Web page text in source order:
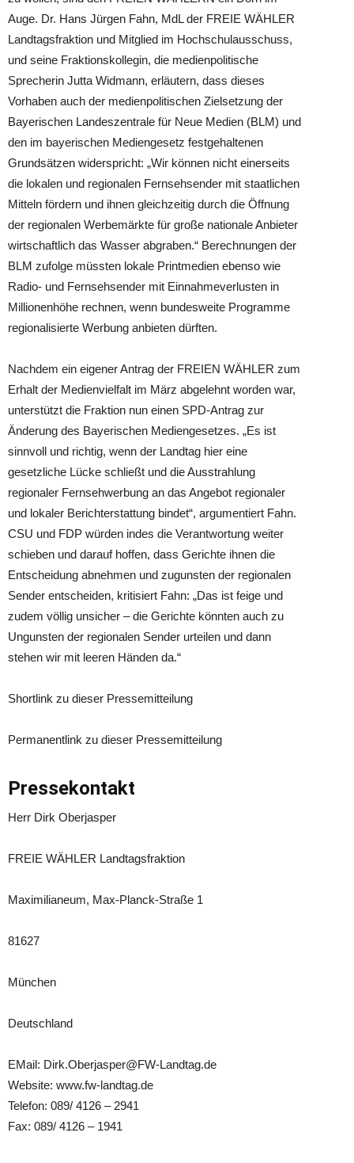
Auge. Dr. Hans Jürgen Fahn, MdL der FREIE WÄHLER
Landtagsfraktion und Mitglied im Hochschulausschuss,
und seine Fraktionskollegin, die medienpolitische
Sprecherin Jutta Widmann, erläutern, dass dieses
Vorhaben auch der medienpolitischen Zielsetzung der
Bayerischen Landeszentrale für Neue Medien (BLM) und
den im bayerischen Mediengesetz festgehaltenen
Grundsätzen widerspricht: „Wir können nicht einerseits
die lokalen und regionalen Fernsehsender mit staatlichen
Mitteln fördern und ihnen gleichzeitig durch die Öffnung
der regionalen Werbemärkte für große nationale Anbieter
wirtschaftlich das Wasser abgraben.“ Berechnungen der
BLM zufolge müssten lokale Printmedien ebenso wie
Radio- und Fernsehsender mit Einnahmeverlusten in
Millionenhöhe rechnen, wenn bundesweite Programme
regionalisierte Werbung anbieten dürften.
Nachdem ein eigener Antrag der FREIEN WÄHLER zum
Erhalt der Medienvielfalt im März abgelehnt worden war,
unterstützt die Fraktion nun einen SPD-Antrag zur
Änderung des Bayerischen Mediengesetzes. „Es ist
sinnvoll und richtig, wenn der Landtag hier eine
gesetzliche Lücke schließt und die Ausstrahlung
regionaler Fernsehwerbung an das Angebot regionaler
und lokaler Berichterstattung bindet“, argumentiert Fahn.
CSU und FDP würden indes die Verantwortung weiter
schieben und darauf hoffen, dass Gerichte ihnen die
Entscheidung abnehmen und zugunsten der regionalen
Sender entscheiden, kritisiert Fahn: „Das ist feige und
zudem völlig unsicher – die Gerichte könnten auch zu
Ungunsten der regionalen Sender urteilen und dann
stehen wir mit leeren Händen da.“
Shortlink zu dieser Pressemitteilung
Permanentlink zu dieser Pressemitteilung
Pressekontakt
Herr Dirk Oberjasper
FREIE WÄHLER Landtagsfraktion
Maximilianeum, Max-Planck-Straße 1
81627
München
Deutschland
EMail: Dirk.Oberjasper@FW-Landtag.de
Website: www.fw-landtag.de
Telefon: 089/ 4126 – 2941
Fax: 089/ 4126 – 1941